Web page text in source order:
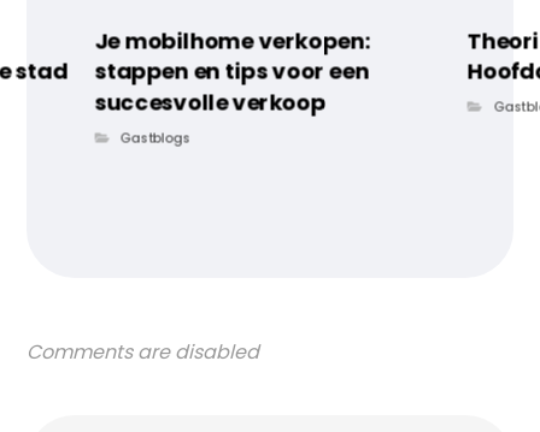
stad
Je mobilhome verkopen:
stappen en tips voor een
succesvolle verkoop
Gastblogs
Comments are disabled